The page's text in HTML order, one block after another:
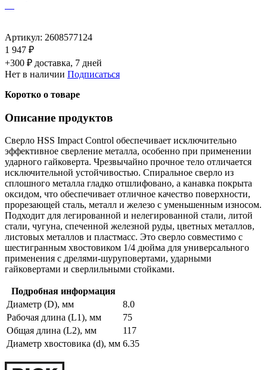
Артикул: 2608577124
1 947 ₽
+300 ₽ доставка, 7 дней
Нет в наличии Подписаться
Коротко о товаре
Описание продуктов
Сверло HSS Impact Control обеспечивает исключительно
эффективное сверление металла, особенно при применении
ударного гайковерта. Чрезвычайно прочное тело отличается
исключительной устойчивостью. Спиральное сверло из
сплошного металла гладко отшлифовано, а канавка покрыта
оксидом, что обеспечивает отличное качество поверхности,
прорезающей сталь, металл и железо с уменьшенным износом.
Подходит для легированной и нелегированной стали, литой
стали, чугуна, спеченной железной руды, цветных металлов,
листовых металлов и пластмасс. Это сверло совместимо с
шестигранным хвостовиком 1/4 дюйма для универсального
применения с дрелями-шуруповертами, ударными
гайковертами и сверлильными стойками.
Подробная информация
Диаметр (D), мм
8.0
Рабочая длина (L1), мм
75
Общая длина (L2), мм
117
Диаметр хвостовика (d), мм 6.35